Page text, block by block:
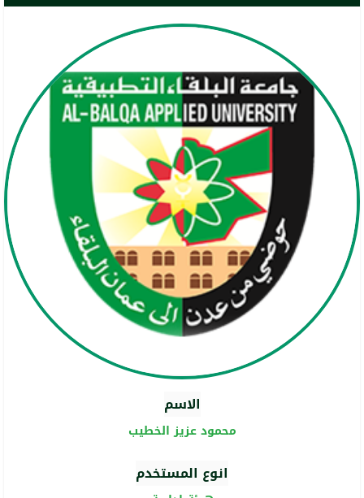
الاسم
محمود عزيز الخطيب
انوع المستخدم